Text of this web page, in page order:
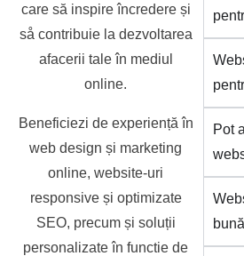
care să inspire încredere și
så contribuie la dezvoltarea
afacerii tale în mediul
online.
Beneficiezi de experiență în
web design și marketing
online, website-uri
responsive și optimizate
SEO, precum și soluții
personalizate în functie de
Pot